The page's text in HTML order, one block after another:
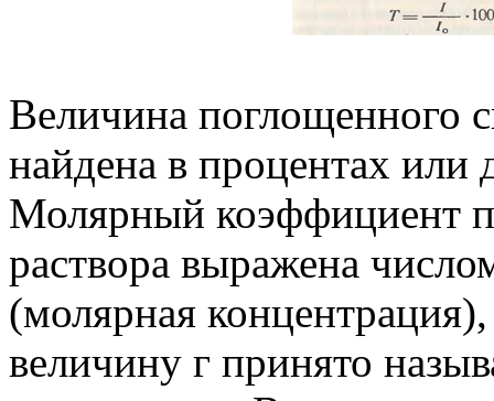
Величина поглощенного
найдена в процентах или
Молярный коэффициент
раствора выражена
(молярная
величину г принято